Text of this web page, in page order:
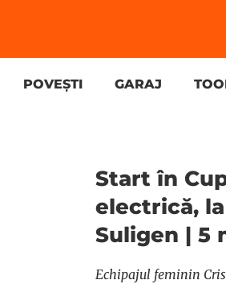
POVEȘTI GARAJ
Start în
electrică,
Suligen | 5
Echipajul feminin